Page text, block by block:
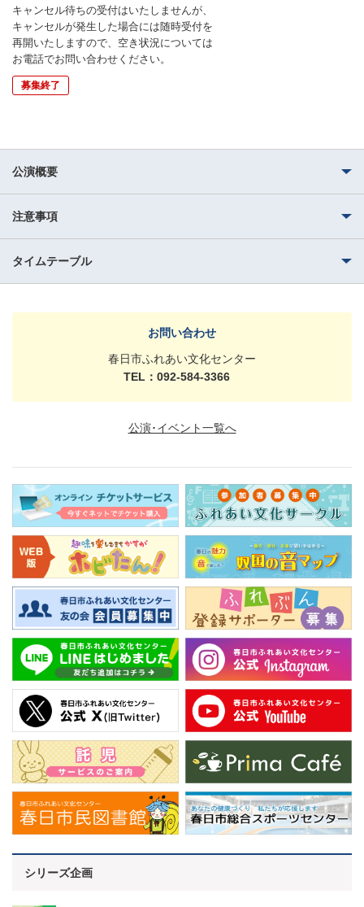
キャンセル待ちの受付はいたしませんが、
キャンセルが発生した場合には随時受付を
再開いたしますので、空き状況については
お電話でお問い合わせください。
募集終了
公演概要
注意事項
タイムテーブル
お問い合わせ
春日市ふれあい文化センター
TEL：092-584-3366
公演･イベント一覧へ
シリーズ企画